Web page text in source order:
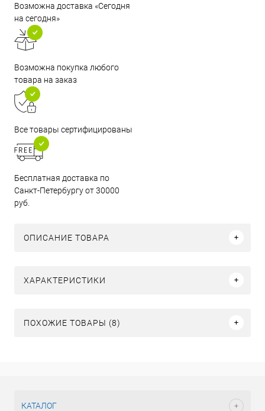
Возможна доставка «Сегодня
на сегодня»
Возможна покупка любого
товара на заказ
Все товары сертифицированы
Бесплатная доставка по
Санкт-Петербургу от 30000
руб.
ОПИСАНИЕ ТОВАРА
ХАРАКТЕРИСТИКИ
ПОХОЖИЕ ТОВАРЫ (8)
КАТАЛОГ